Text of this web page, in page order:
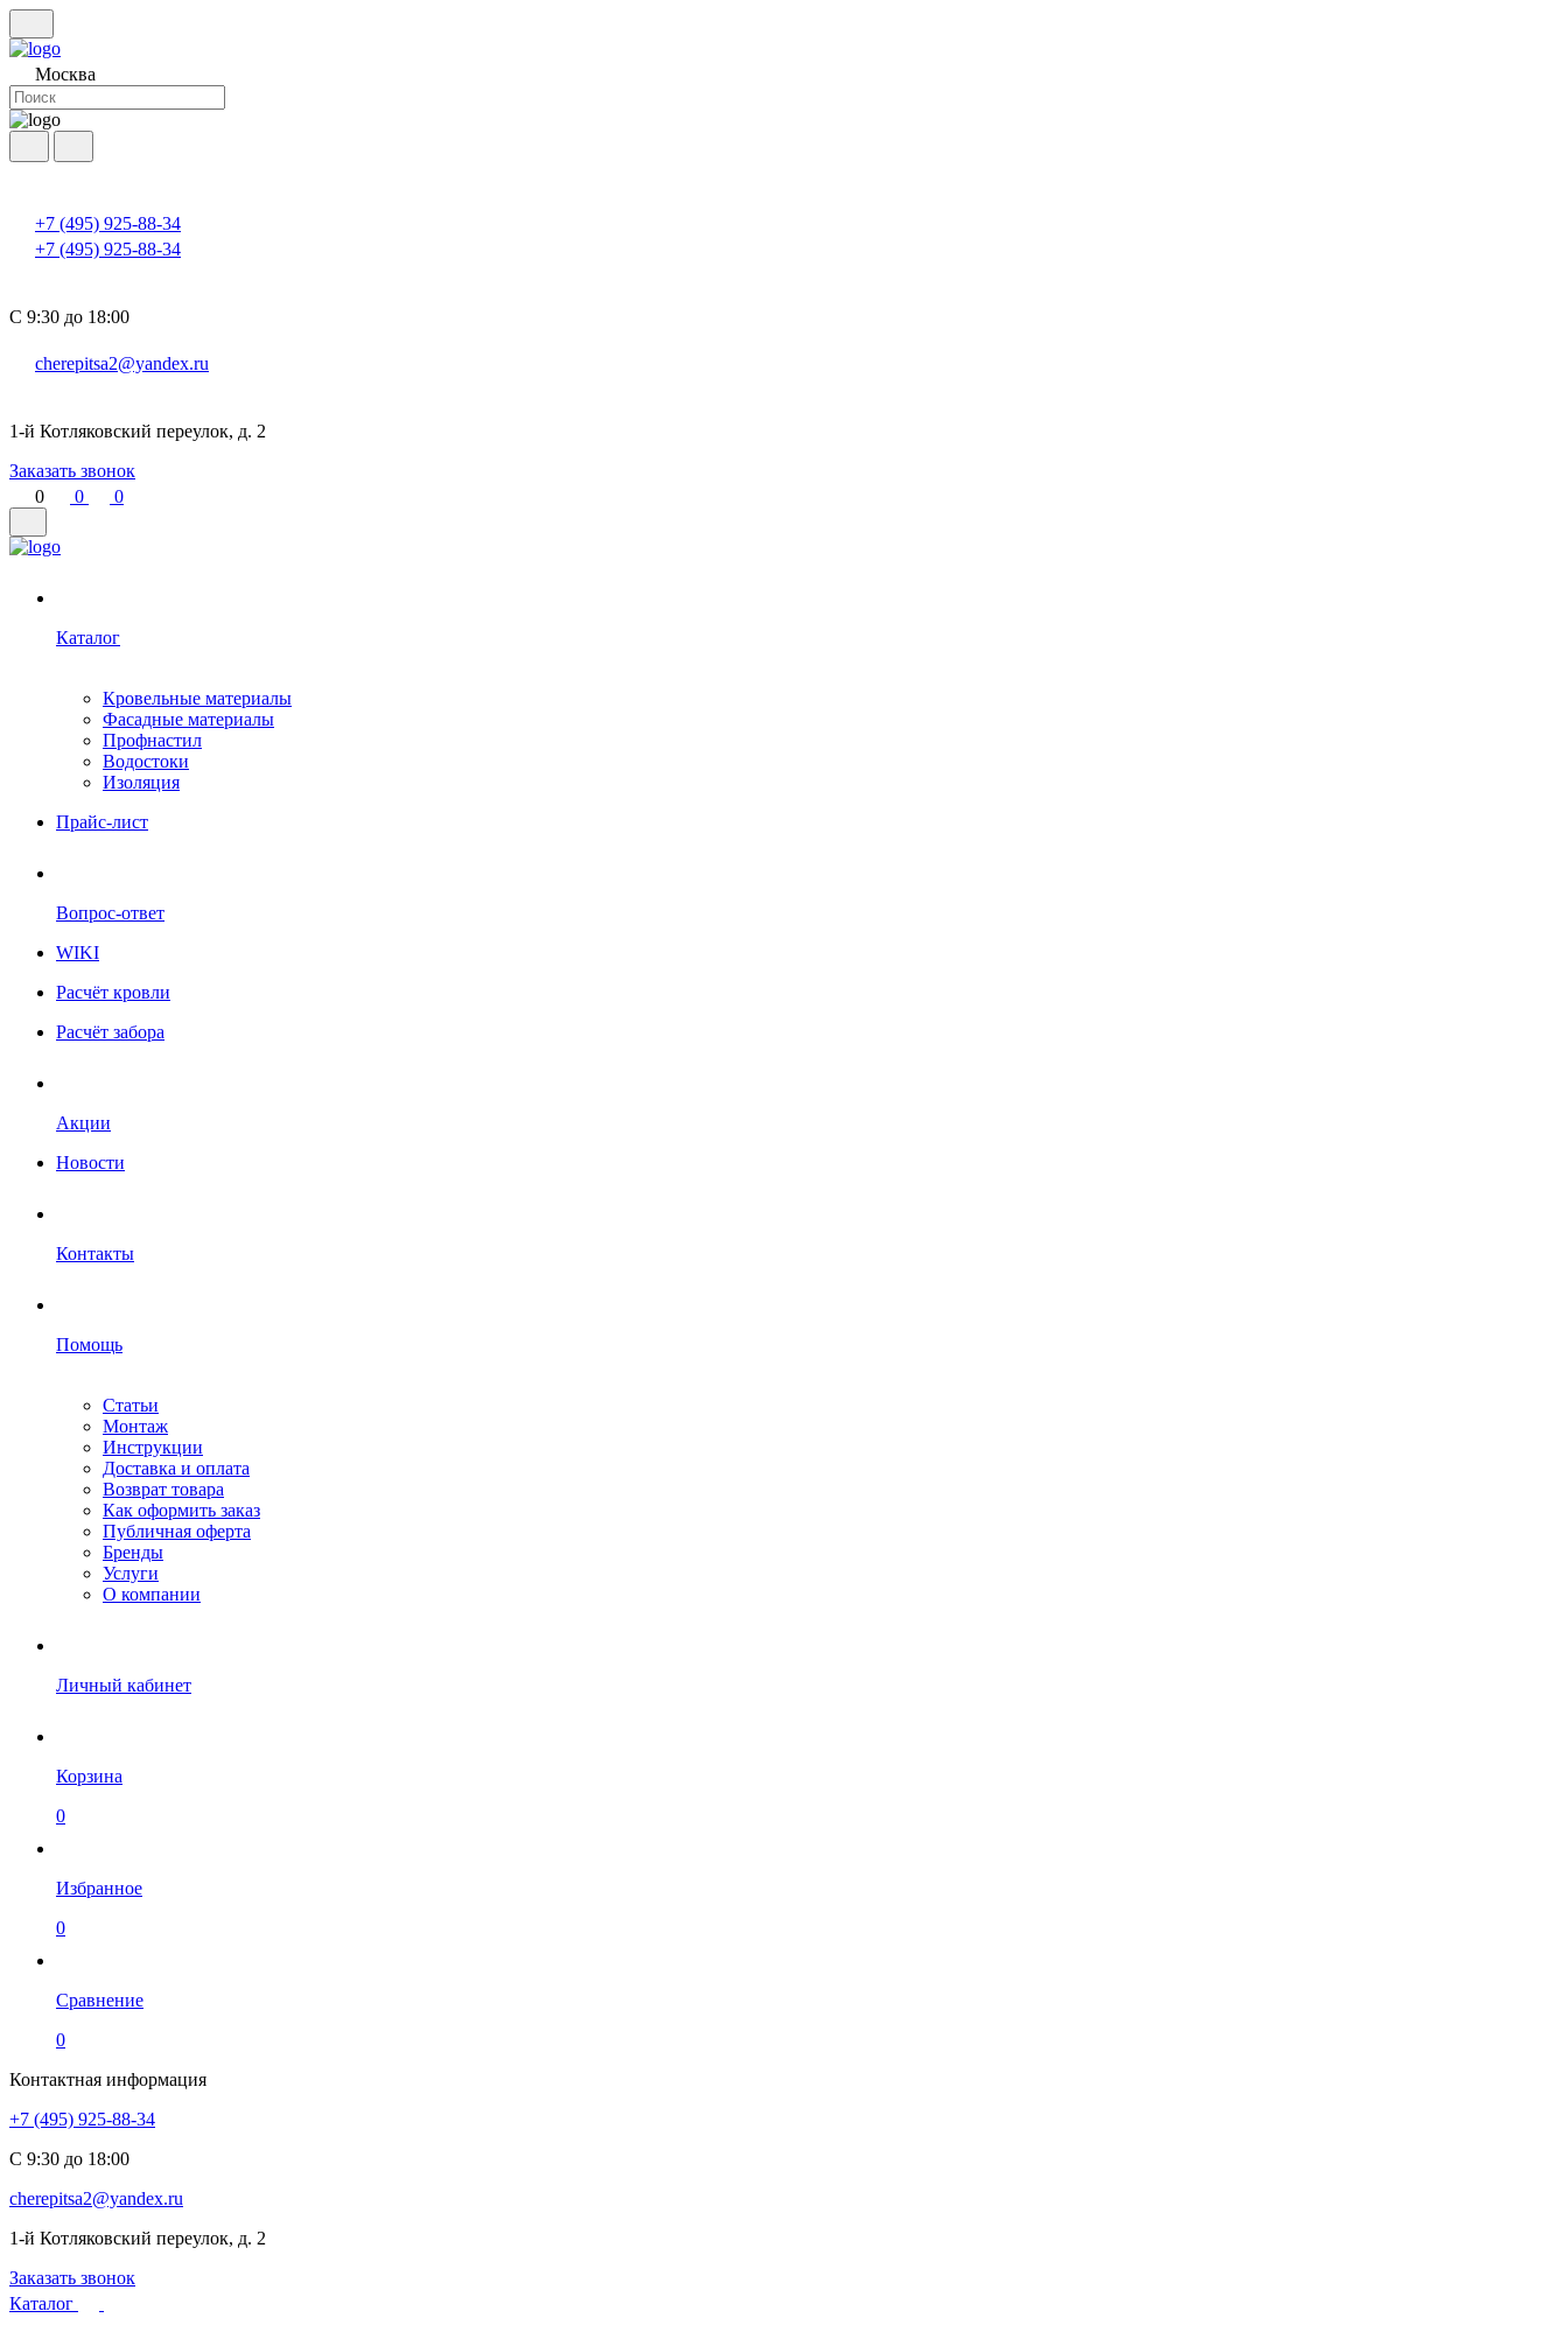
Москва
+7 (495) 925-88-34
+7 (495) 925-88-34
С 9:30 до 18:00
cherepitsa2@yandex.ru
1-й Котляковский переулок, д. 2
Заказать звонок
0
0 0
Каталог
Кровельные материалы
Фасадные материалы
Профнастил
Водостоки
Изоляция
Прайс-лист
Вопрос-ответ
WIKI
Расчёт кровли
Расчёт забора
Акции
Новости
Контакты
Помощь
Статьи
Монтаж
Инструкции
Доставка и оплата
Возврат товара
Как оформить заказ
Публичная оферта
Бренды
Услуги
О компании
Личный кабинет
Корзина
0
Избранное
0
Сравнение
0
Контактная информация
+7 (495) 925-88-34
С 9:30 до 18:00
cherepitsa2@yandex.ru
1-й Котляковский переулок, д. 2
Заказать звонок
Каталог